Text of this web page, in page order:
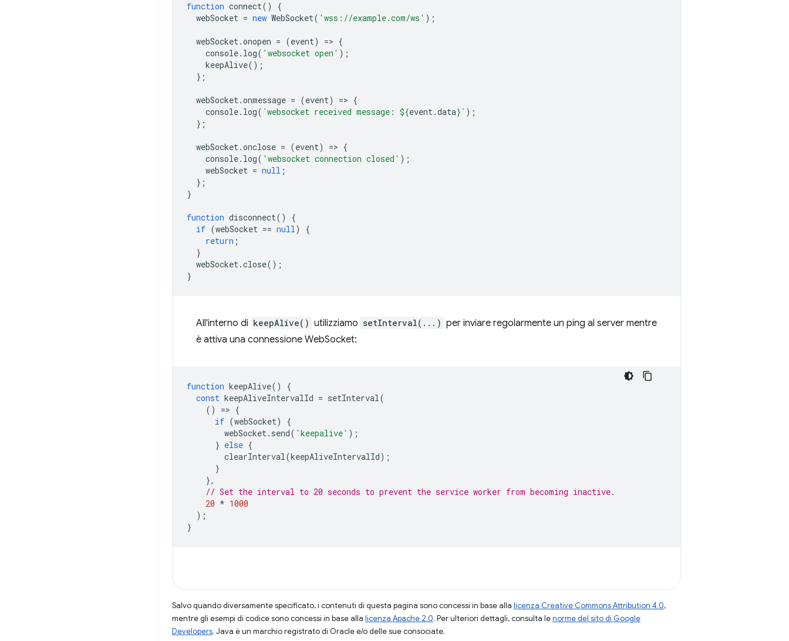
function connect()
{
webSocket = new WebSocket( 'wss://example.com/ws' );
webSocket.onopen = (event) => {
console. log( 'websocket open' );
keepAlive();
};
webSocket.onmessage = (event) => {
console. log( `websocket received message: ${event.data} ` );
};
webSocket.onclose = (event) => {
console. log( 'websocket connection closed' );
webSocket = null ;
};
}
function disconnect()
{
if (webSocket == null)
{
return ;
}
webSocket.close();
}
All'interno di keepAlive() utilizziamo setInterval(...) per inviare regolarmente un ping al server mentre
è attiva una connessione WebSocket:
function keepAlive()
{
const keepAliveIntervalId = setInterval(
()
=> {
if (webSocket)
{
webSocket. send( 'keepalive' );
} else {
clearInterval(keepAliveIntervalId);
}
},
// Set the interval to 20 seconds to prevent the service worker from becoming inactive.
20 * 1000
);
}
Salvo quando diversamente specificato, i contenuti di questa pagina sono concessi in base alla licenza Creative Commons Attribution 4.0,
mentre gli esempi di codice sono concessi in base alla licenza Apache 2.0. Per ulteriori dettagli, consulta lenorme del sito di Google
Developers. Java è un marchio registrato di Oracle e/o delle sue consociate.